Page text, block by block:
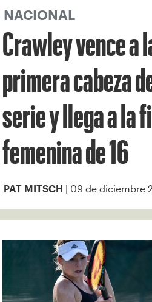
NACIONAL
Crawley vence a
primera cabeza
serie y llega a la
femenina de 16
PAT MITSCH | 09 de diciembre